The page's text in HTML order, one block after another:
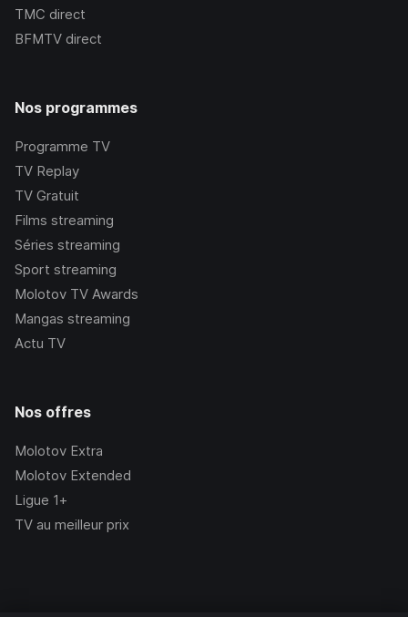
TMC direct
BFMTV direct
Nos programmes
Programme TV
TV Replay
TV Gratuit
Films streaming
Séries streaming
Sport streaming
Molotov TV Awards
Mangas streaming
Actu TV
Nos offres
Molotov Extra
Molotov Extended
Ligue 1+
TV au meilleur prix